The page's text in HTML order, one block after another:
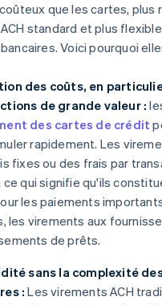
que les cartes, plus
standard et plus
Voici pourquoi
des coûts, en
de grande valeur :
des cartes de crédit
rapidement. Les
fixes ou des frais par
ce qui signifie qu'ils
les paiements
les virements aux
de prêts.
sans la complexité
: Les virements ACH